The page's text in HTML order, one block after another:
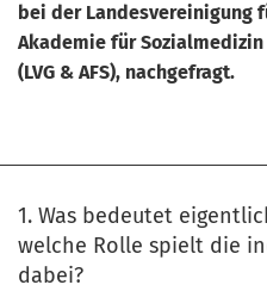
bei der Landesvereinigung
Akademie für Sozialmedizin
(LVG & AFS), nachgefragt.
1. Was bedeutet
welche Rolle spielt die
dabei?